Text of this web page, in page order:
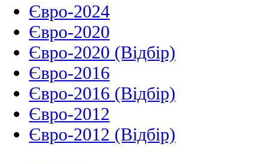
Євро-2024
Євро-2020
Євро-2020 (Відбір)
Євро-2016
Євро-2016 (Відбір)
Євро-2012
Євро-2012 (Відбір)